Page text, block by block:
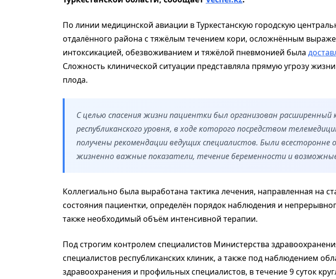
По линии медицинской авиации в Туркестанскую городскую
отдалённого района с тяжёлым течением кори, осложнённым
интоксикацией, обезвоживанием и тяжёлой пневмонией была
Сложность клинической ситуации представляла прямую угрозу
плода.
С целью спасения жизни пациентки был организован расширенный
республиканского уровня, в ходе которого посредством
получены рекомендации ведущих специалистов. Были всесторонне
жизненно важные показатели, течение беременности и
Коллегиально была выработана тактика лечения, направленная на
состояния пациентки, определён порядок наблюдения и
также необходимый объём интенсивной терапии.
Под строгим контролем специалистов Министерства
специалистов республиканских клиник, а также под наблюдением
здравоохранения и профильных специалистов, в течение 9 суток